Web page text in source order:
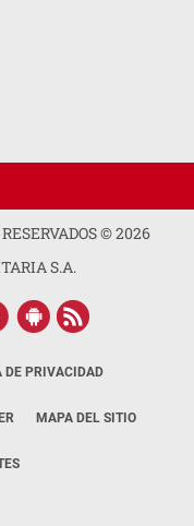
©2026
S.A.
DE PRIVACIDAD
MAPA DEL SITIO